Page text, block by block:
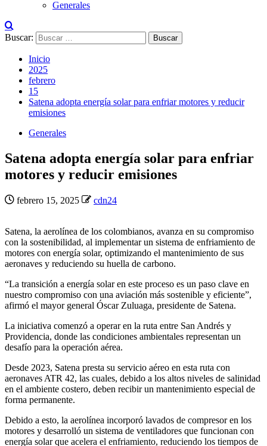
Generales
Buscar:
Inicio
2025
febrero
15
Satena adopta energía solar para enfriar motores y reducir
emisiones
Generales
Satena adopta energía solar para enfriar
motores y reducir emisiones
febrero 15, 2025 cdn24
Satena, la aerolínea de los colombianos, avanza en su compromiso
con la sostenibilidad, al implementar un sistema de enfriamiento de
motores con energía solar, optimizando el mantenimiento de sus
aeronaves y reduciendo su huella de carbono.
“La transición a energía solar en este proceso es un paso clave en
nuestro compromiso con una aviación más sostenible y eficiente”,
afirmó el mayor general Óscar Zuluaga, presidente de Satena.
La iniciativa comenzó a operar en la ruta entre San Andrés y
Providencia, donde las condiciones ambientales representan un
desafío para la operación aérea.
Desde 2023, Satena presta su servicio aéreo en esta ruta con
aeronaves ATR 42, las cuales, debido a los altos niveles de salinidad
en el ambiente costero, deben recibir un mantenimiento especial de
forma permanente.
Debido a esto, la aerolínea incorporó lavados de compresor en los
motores y desarrolló un sistema de ventiladores que funcionan con
energía solar que acelera el enfriamiento, reduciendo los tiempos de